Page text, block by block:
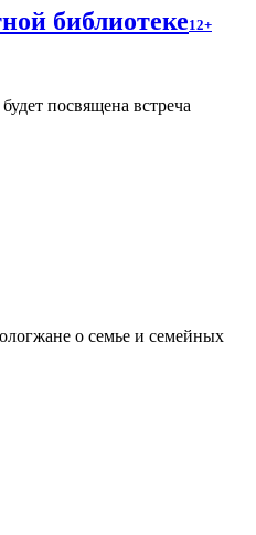
библиотеке12+
посвящена встреча
о семье и семейных